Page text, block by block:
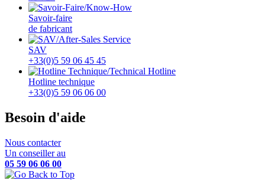
Savoir-faire
de fabricant
SAV
+33(0)5 59 06 45 45
Hotline technique
+33(0)5 59 06 06 00
Besoin d'aide
Nous contacter
Un conseiller au
05 59 06 06 00